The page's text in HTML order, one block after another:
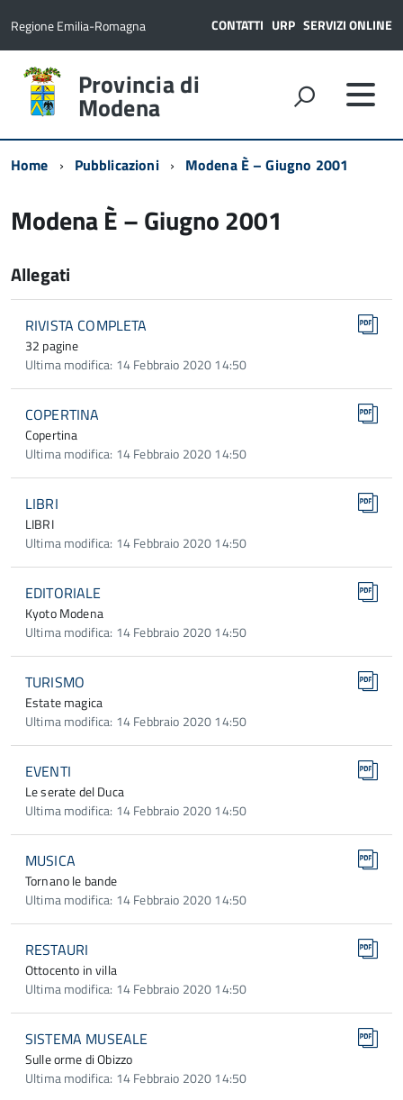
Regione Emilia-Romagna CONTATTI URP SERVIZI ONLINE
Provincia di
Modena
Home Pubblicazioni Modena È – Giugno 2001
Modena È – Giugno 2001
Allegati
RIVISTA COMPLETA
32 pagine
Ultima modifica: 14 Febbraio 2020 14:50
COPERTINA
Copertina
Ultima modifica: 14 Febbraio 2020 14:50
LIBRI
LIBRI
Ultima modifica: 14 Febbraio 2020 14:50
EDITORIALE
Kyoto Modena
Ultima modifica: 14 Febbraio 2020 14:50
TURISMO
Estate magica
Ultima modifica: 14 Febbraio 2020 14:50
EVENTI
Le serate del Duca
Ultima modifica: 14 Febbraio 2020 14:50
MUSICA
Tornano le bande
Ultima modifica: 14 Febbraio 2020 14:50
RESTAURI
Ottocento in villa
Ultima modifica: 14 Febbraio 2020 14:50
SISTEMA MUSEALE
Sulle orme di Obizzo
Ultima modifica: 14 Febbraio 2020 14:50